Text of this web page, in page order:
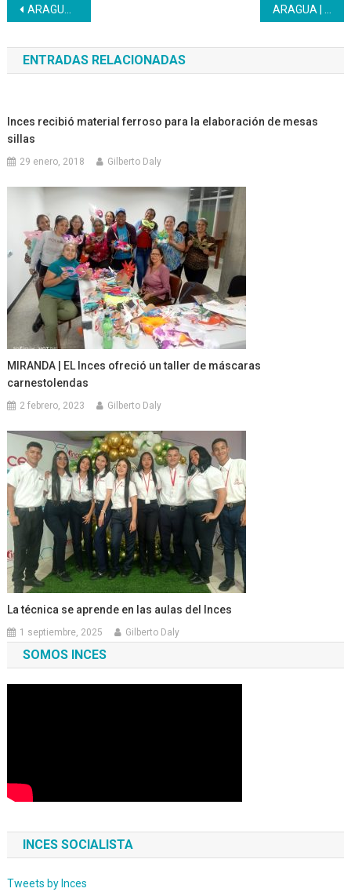
Navegación
de
entradas
ARAGUA | Centro de formación Agrícola EPA certifica saberes empíricos a cultivadores de cacao
ENTRADAS RELACIONADAS
Inces recibió material ferroso para la elaboración de mesas
sillas
29 enero, 2018 Gilberto Daly
MIRANDA | EL Inces ofreció un taller de máscaras
carnestolendas
2 febrero, 2023 Gilberto Daly
La técnica se aprende en las aulas del Inces
1 septiembre, 2025 Gilberto Daly
SOMOS INCES
INCES SOCIALISTA
Tweets by Inces